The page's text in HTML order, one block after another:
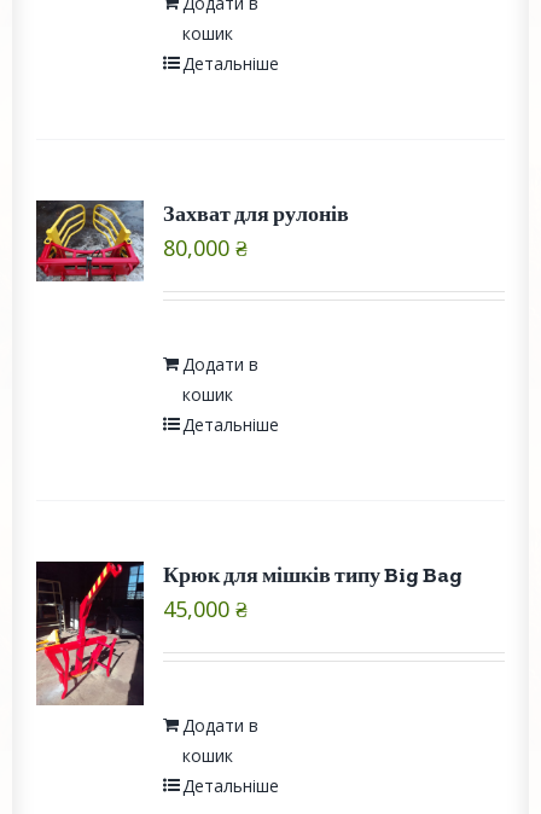
кошик
Детальніше
Захват для рулонів
80,000 ₴
Додати в
кошик
Детальніше
Крюк для мішків типу Big Bag
45,000 ₴
Додати в
кошик
Детальніше